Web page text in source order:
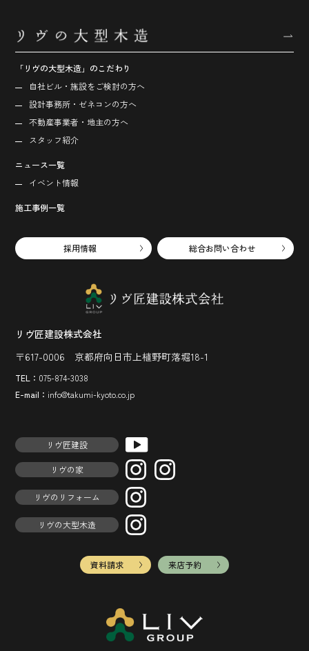
「リヴの大型木造」のこだわり
自社ビル・施設をご検討の方へ
設計事務所・ゼネコンの方へ
不動産事業者・地主の方へ
スタッフ紹介
ニュース一覧
イベント情報
施工事例一覧
採用情報 総合お問い合わせ
リヴ匠建設株式会社
〒617-0006 京都府向日市上植野町落堀18-1
TEL： 075-874-3038
E-mail： info@takumi-kyoto.co.jp
リヴ匠建設
リヴの家
リヴのリフォーム
リヴの大型木造
資料請求 来店予約